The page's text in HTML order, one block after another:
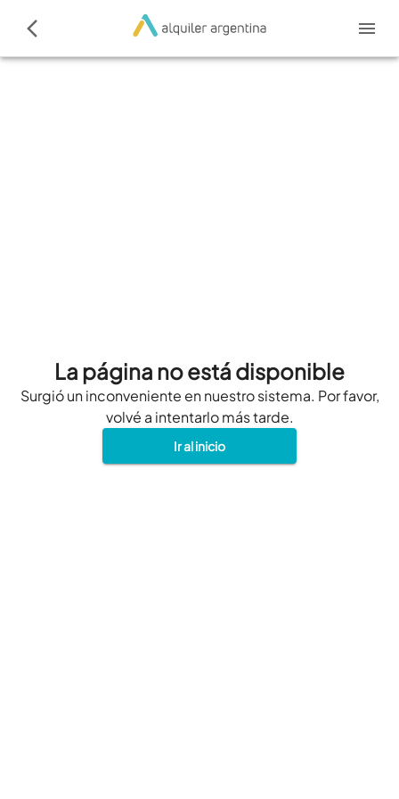
La página no está disponible
Surgió un inconveniente en nuestro sistema. Por favor,
volvé a intentarlo más tarde.
Ir al inicio